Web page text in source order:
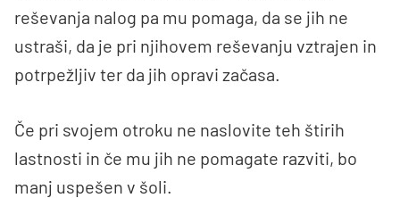
reševanja nalog pa mu pomaga, da se jih ne
ustraši, da je pri njihovem reševanju vztrajen in
potrpežljiv ter da jih opravi začasa.
Če pri svojem otroku ne naslovite teh štirih
lastnosti in če mu jih ne pomagate razviti, bo
manj uspešen v šoli.